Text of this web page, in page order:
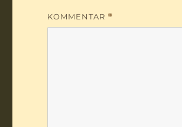
KOMMENTAR *